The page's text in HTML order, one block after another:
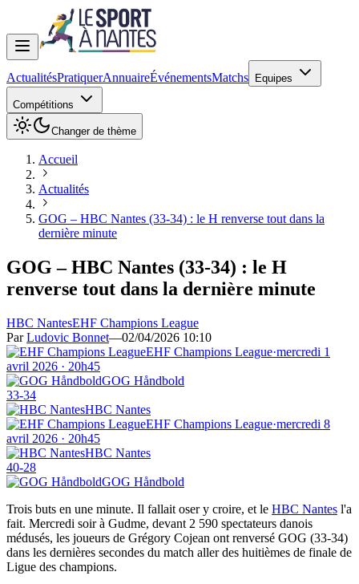
ActualitésPratiquerAnnuaireÉvénementsMatchs Equipes
Compétitions
Changer de thème
Accueil
Actualités
GOG – HBC Nantes (33-34) : le H renverse tout dans la
dernière minute
GOG – HBC Nantes (33-34) : le H
renverse tout dans la dernière minute
HBC NantesEHF Champions League
ParLudovic Bonnet—02/04/2026 10:10
EHF Champions League·mercredi 1
avril 2026 · 20h45
GOG Håndbold
33-34
HBC Nantes
EHF Champions League·mercredi 8
avril 2026 · 20h45
HBC Nantes
40-28
GOG Håndbold
Trois buts en une minute. Il fallait oser y croire, et le HBC Nantes l'a
fait. Mercredi soir à Gudme, devant 2 590 spectateurs danois
médusés, les joueurs de Grégory Cojean ont renversé GOG (33-34)
dans les dernières secondes du match aller des huitièmes de finale de
Ligue des champions.